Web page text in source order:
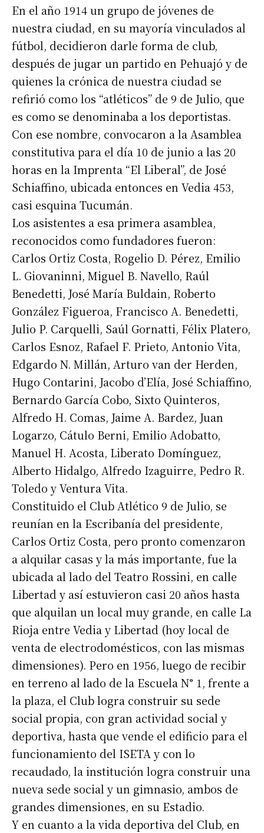
En el año 1914 un grupo de jóvenes de
nuestra ciudad, en su mayoría vinculados al
fútbol, decidieron darle forma de club,
después de jugar un partido en Pehuajó y de
quienes la crónica de nuestra ciudad se
refirió como los “atléticos” de 9 de Julio, que
es como se denominaba a los deportistas.
Con ese nombre, convocaron a la Asamblea
constitutiva para el día 10 de junio a las 20
horas en la Imprenta “El Liberal”, de José
Schiaffino, ubicada entonces en Vedia 453,
casi esquina Tucumán.
Los asistentes a esa primera asamblea,
reconocidos como fundadores fueron:
Carlos Ortiz Costa, Rogelio D. Pérez, Emilio
L. Giovaninni, Miguel B. Navello, Raúl
Benedetti, José María Buldain, Roberto
González Figueroa, Francisco A. Benedetti,
Julio P. Carquelli, Saúl Gornatti, Félix Platero,
Carlos Esnoz, Rafael F. Prieto, Antonio Vita,
Edgardo N. Millán, Arturo van der Herden,
Hugo Contarini, Jacobo d’Elía, José Schiaffino,
Bernardo García Cobo, Sixto Quinteros,
Alfredo H. Comas, Jaime A. Bardez, Juan
Logarzo, Cátulo Berni, Emilio Adobatto,
Manuel H. Acosta, Liberato Domínguez,
Alberto Hidalgo, Alfredo Izaguirre, Pedro R.
Toledo y Ventura Vita.
Constituido el Club Atlético 9 de Julio, se
reunían en la Escribanía del presidente,
Carlos Ortiz Costa, pero pronto comenzaron
a alquilar casas y la más importante, fue la
ubicada al lado del Teatro Rossini, en calle
Libertad y así estuvieron casi 20 años hasta
que alquilan un local muy grande, en calle La
Rioja entre Vedia y Libertad (hoy local de
venta de electrodomésticos, con las mismas
dimensiones). Pero en 1956, luego de recibir
en terreno al lado de la Escuela N° 1, frente a
la plaza, el Club logra construir su sede
social propia, con gran actividad social y
deportiva, hasta que vende el edificio para el
funcionamiento del ISETA y con lo
recaudado, la institución logra construir una
nueva sede social y un gimnasio, ambos de
grandes dimensiones, en su Estadio.
Y en cuanto a la vida deportiva del Club, en